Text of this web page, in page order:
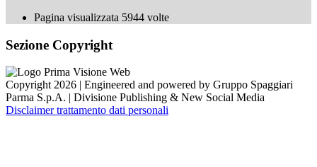
Pagina visualizzata 5944 volte
Sezione Copyright
Copyright 2026 | Engineered and powered by Gruppo Spaggiari
Parma S.p.A. | Divisione Publishing & New Social Media
Disclaimer trattamento dati personali